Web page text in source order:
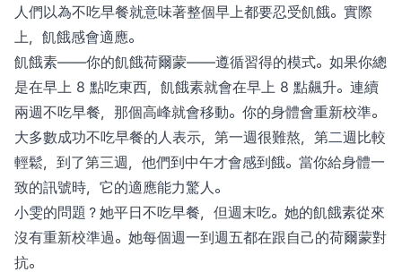
人們以為不吃早餐就意味著整個早上都要忍受飢餓。實際
上，飢餓感會適應。
飢餓素——你的飢餓荷爾蒙——遵循習得的模式。如果你總
是在早上 8 點吃東西，飢餓素就會在早上 8 點飆升。連續
兩週不吃早餐，那個高峰就會移動。你的身體會重新校準。
大多數成功不吃早餐的人表示，第一週很難熬，第二週比較
輕鬆，到了第三週，他們到中午才會感到餓。當你給身體一
致的訊號時，它的適應能力驚人。
小雯的問題？她平日不吃早餐，但週末吃。她的飢餓素從來
沒有重新校準過。她每個週一到週五都在跟自己的荷爾蒙對
抗。